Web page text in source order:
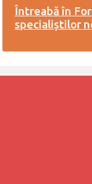
Întreabă în
specialiștilor